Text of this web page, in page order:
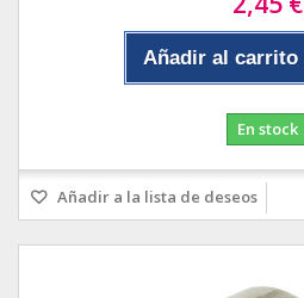
Añadir al carrito
En stock
Añadir a la lista de deseos